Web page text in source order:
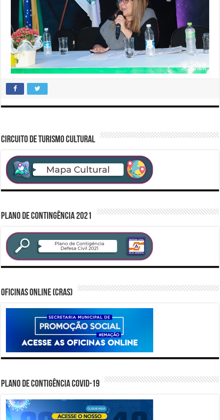
CIRCUITO DE TURISMO CULTURAL
PLANO DE CONTINGÊNCIA 2021
Oficinas Online (CRAS)
PLANO DE CONTIGÊNCIA COVID-19